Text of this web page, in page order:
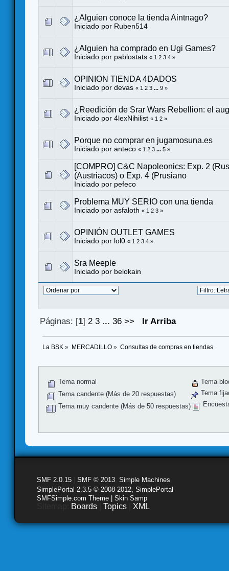
¿Alguien conoce la tienda Aintnago?
Iniciado por Ruben514
¿Alguien ha comprado en Ugi Games?
Iniciado por pablostats « 1 2 3 4 »
OPINION TIENDA 4DADOS
Iniciado por devas « 1 2 3 ... 9 »
¿Reedición de Srar Wars Rebellion: el
Iniciado por 4lexNihilist « 1 2 »
Porque no comprar en jugamosuna.es
Iniciado por anteco « 1 2 3 ... 5 »
[COMPRO] C&C Napoleonics: Exp. 2
(Austriacos) o Exp. 4 (Prusiano
Iniciado por pefeco
Problema MUY SERIO con una tienda
Iniciado por asfaloth « 1 2 3 »
OPINIÓN OUTLET GAMES
Iniciado por lol0 « 1 2 3 4 »
Sra Meeple
Iniciado por belokain
Páginas: [1] 2 3 ...36 >> Ir Arriba
La BSK » MERCADILLO» Consultas de compras en tiendas
Tema normal
Tema candente (Más de 20 respuestas)
Tema muy candente (Más de 50 respuestas)
Tema
Tema
SMF 2.0.15 SMF © 2013 Simple Machines
SimplePortal 2.3.5 © 2008-2012, SimplePortal
SMFSimple.com Theme | Skin Samp
Boards Topics XML